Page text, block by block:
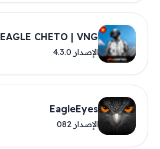
EAGLE CHETO | VNG
الإصدار 4.3.0
EagleEyes
الإصدار 082